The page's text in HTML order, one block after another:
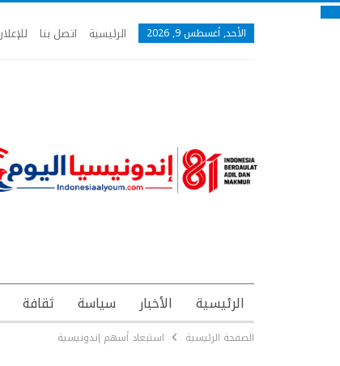
الأحد, أغسطس 9, 2026 الرئيسية اتصل بنا
الرئيسية الأخبار سياسة ثقافة
الصفحة الرئيسية استبعاد أسهم إندونيسية